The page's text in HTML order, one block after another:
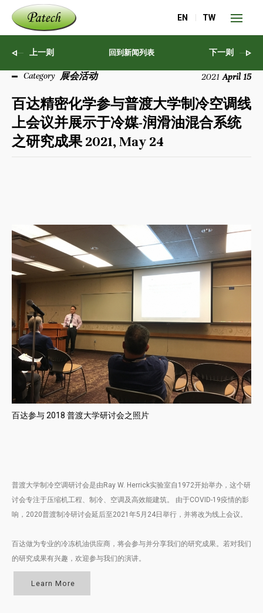
EN TW
上一则 回到新闻列表 下一则
展会活动 2021 April 15
百达精密化学参与普渡大学制冷空调线
上会议并展示于冷媒-润滑油混合系统
之研究成果 2021, May 24
百达参与 2018 普渡大学研讨会之照片
普渡大学制冷空调研讨会是由Ray W. Herrick实验室自1972开始举办，这个研
讨会专注于压缩机工程、制冷、空调及高效能建筑。 由于COVID-19疫情的影
响，2020普渡制冷研讨会延后至2021年5月24日举行，并将改为线上会议。
百达做为专业的冷冻机油供应商，将会参与并分享我们的研究成果。若对我们
的研究成果有兴趣，欢迎参与我们的演讲。
Learn More